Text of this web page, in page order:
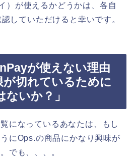
）が使えるかどうかは、各自
していただけると幸いです。
が使えない理由
が切れているために
いか？」
になっているあなたは、もし
にOps.の商品にかなり興味が
でも、、、。